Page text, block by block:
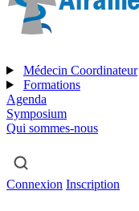
Médecin Coordinateur
Formations
Agenda
Symposium
Qui sommes-nous
Connexion Inscription